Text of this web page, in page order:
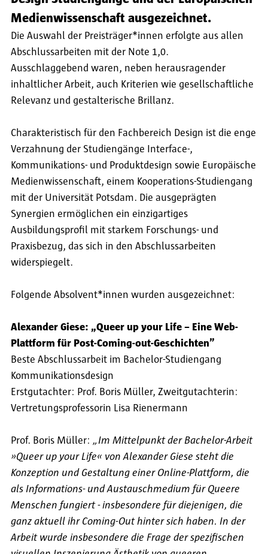
Medienwissenschaft ausgezeichnet.
Die Auswahl der Preisträger*innen erfolgte aus allen
Abschlussarbeiten mit der Note 1,0.
Ausschlaggebend waren, neben herausragender
inhaltlicher Arbeit, auch Kriterien wie gesellschaftliche
Relevanz und gestalterische Brillanz.
Charakteristisch für den Fachbereich Design ist die enge
Verzahnung der Studiengänge Interface-,
Kommunikations- und Produktdesign sowie Europäische
Medienwissenschaft, einem Kooperations-Studiengang
mit der Universität Potsdam. Die ausgeprägten
Synergien ermöglichen ein einzigartiges
Ausbildungsprofil mit starkem Forschungs- und
Praxisbezug, das sich in den Abschlussarbeiten
widerspiegelt.
Folgende Absolvent*innen wurden ausgezeichnet:
Alexander Giese: „Queer up your Life – Eine Web-
Plattform für Post-Coming-out-Geschichten”
Beste Abschlussarbeit im Bachelor-Studiengang
Kommunikationsdesign
Erstgutachter: Prof. Boris Müller, Zweitgutachterin:
Vertretungsprofessorin Lisa Rienermann
Prof. Boris Müller: „Im Mittelpunkt der Bachelor-Arbeit
»Queer up your Life« von Alexander Giese steht die
Konzeption und Gestaltung einer Online-Plattform, die
als Informations- und Austauschmedium für Queere
Menschen fungiert - insbesondere für diejenigen, die
ganz aktuell ihr Coming-Out hinter sich haben. In der
Arbeit wurde insbesondere die Frage der spezifischen